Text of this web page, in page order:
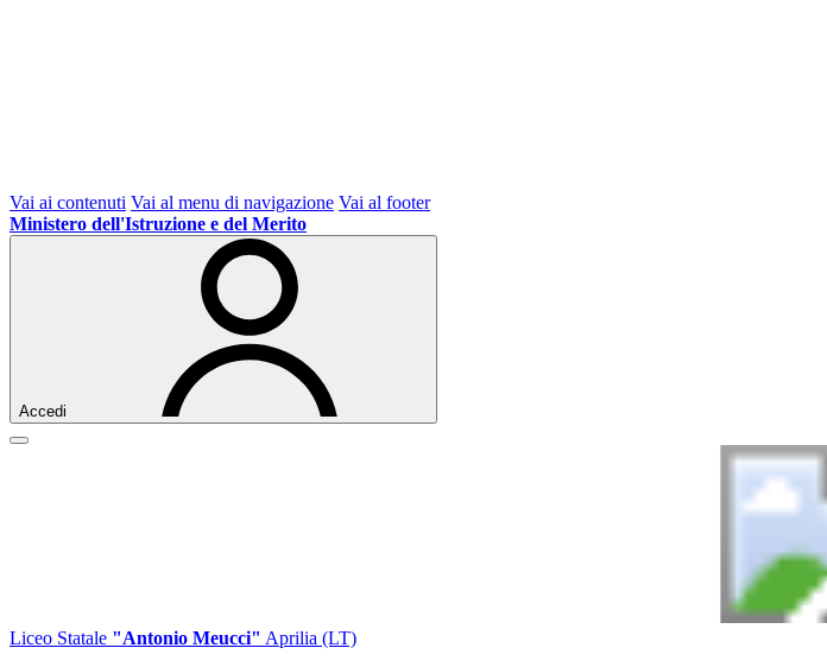
Vai ai contenuti Vai al menu di navigazione Vai al footer
Ministero dell'Istruzione e del Merito
Accedi
Liceo Statale "Antonio Meucci" Aprilia (LT)